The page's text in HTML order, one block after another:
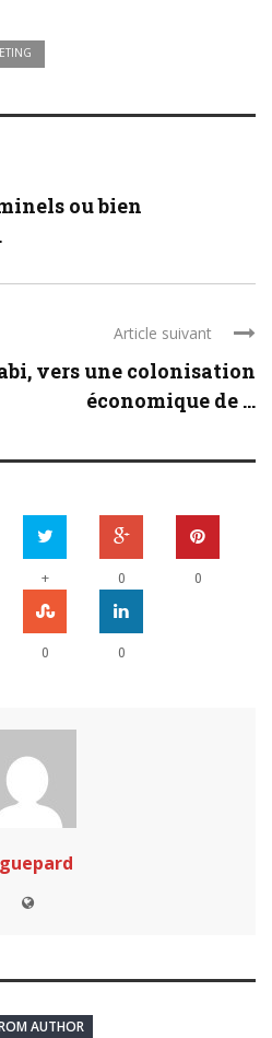
ou bien
Article suivant
vers une colonisation
économique de ...
+ 0 0
0 0
AUTHOR